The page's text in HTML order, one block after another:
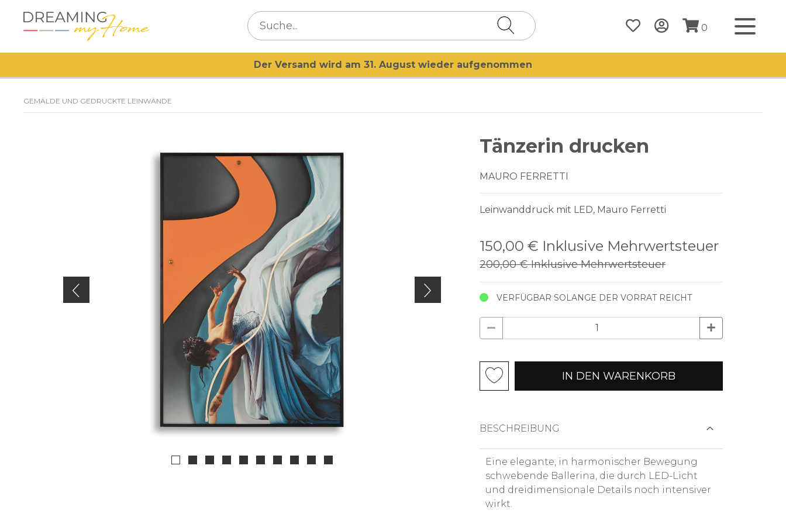
0
Der Versand wird am 31. August wieder aufgenommen
GEMÄLDE UND GEDRUCKTE LEINWÄNDE
Tänzerin drucken
MAURO FERRETTI
Leinwanddruck mit LED, Mauro Ferretti
150,00 € Inklusive Mehrwertsteuer
200,00 €Inklusive Mehrwertsteuer
VERFÜGBAR SOLANGE DER VORRAT REICHT
IN DEN WARENKORB
BESCHREIBUNG
Eine elegante, in harmonischer Bewegung
schwebende Ballerina, die durch LED-Licht
und dreidimensionale Details noch intensiver
wirkt.